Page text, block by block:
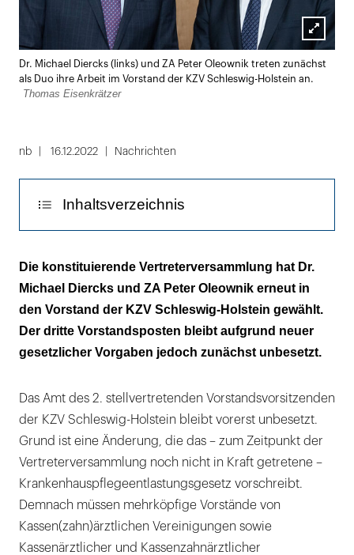
Lightbox
öffnen
Dr. Michael Diercks (links) und ZA Peter Oleownik treten zunächst
als Duo ihre Arbeit im Vorstand der KZV Schleswig-Holstein an.
Thomas Eisenkrätzer
nb 16.12.2022 Nachrichten
Inhaltsverzeichnis
Delegierte sprechen sich gegen
Geschlechterquote aus
Die konstituierende Vertreterversammlung hat Dr.
Michael Diercks und ZA Peter Oleownik erneut in
den Vorstand der KZV Schleswig-Holstein gewählt.
Der dritte Vorstandsposten bleibt aufgrund neuer
gesetzlicher Vorgaben jedoch zunächst unbesetzt.
Das Amt des 2. stellvertretenden Vorstandsvorsitzenden
der KZV Schleswig-Holstein bleibt vorerst unbesetzt.
Grund ist eine Änderung, die das – zum Zeitpunkt der
Vertreterversammlung noch nicht in Kraft getretene –
Krankenhauspflegeentlastungsgesetz vorschreibt.
Demnach müssen mehrköpfige Vorstände von
Kassen(zahn)ärztlichen Vereinigungen sowie
Kassenärztlicher und Kassenzahnärztlicher